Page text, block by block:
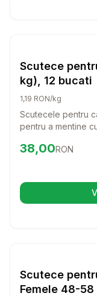
Scutece
kg), 12 bucati
1,19 RON/kg
Scutecele pentru
pentru a mentine
medie spre mare,
Preț:38.00
38,00RON
Scutece
Femele 48-